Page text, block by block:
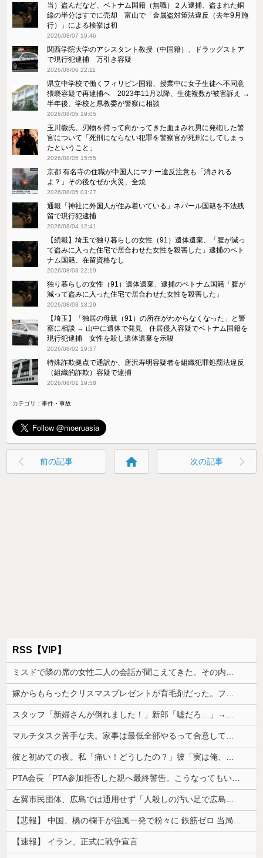
当）盗んだなど、ベトナム国籍（無職）２人逮捕、盗まれた銅
線の半分はすでに売却 富山で「金属盗対策法違反（去年9月施
行）」による検挙は初
2026/08/07 19:46
関西学院大学のアシスタント教授（中国籍）、ドラッグストア
で現行犯逮捕 万引き容疑
2026/08/06 22:11
県立中学校で働くフィリピン国籍、授業中に女子生徒へ不同意
猥褻容疑で再逮捕へ 2023年11月以降、生徒複数が被害訴え →
半年後、学校と県教委が警察に相談
2026/08/05 19:05
玉川徹氏、刃物を持って向かってきた血まみれ男に発砲した警
官について「死刑にならない犯罪を警察官が死刑にしてしまっ
たということ」
2026/08/05 15:55
京都 有名寺の住職が中国人にマナー違反注意も「消される
よ？」その後なぜか火災、全焼
2026/08/05 03:27
通報「神社に外国人が住み着いている」ネパール国籍を不法残
留で現行犯逮捕
2026/08/04 12:41
【続報】埼玉で独り暮らしの女性（91）遺体遺棄、「腹が減っ
て盗みに入った住宅で居合わせた女性を殺害した」逮捕のベト
ナム国籍、在留資格なし
2026/08/03 22:19
独り暮らしの女性（91）遺体遺棄、逮捕のベトナム国籍「腹が
減って盗みに入った住宅で居合わせた女性を殺害した」
2026/08/03 13:29
【埼玉】「独居の母親（91）の所在がわからなくなった」と警
察に相談 → 山中に遺体で発見 住居侵入容疑でベトナム国籍を
現行犯逮捕 女性を殺し遺体遺棄を示唆
2026/08/02 19:37
特殊詐欺拠点で通訳か、唐沢寿明容疑者を組織犯罪処罰法違反
（組織的詐欺）容疑で逮捕
2026/08/01 19:58
カテゴリ：事件・事故
前の記事 home 次の記事
RSS【VIP】
【速報】 イラン、正式に戦争宣言